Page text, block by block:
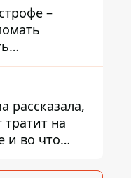
–
базовую
рассказала,
тратит на
и во что